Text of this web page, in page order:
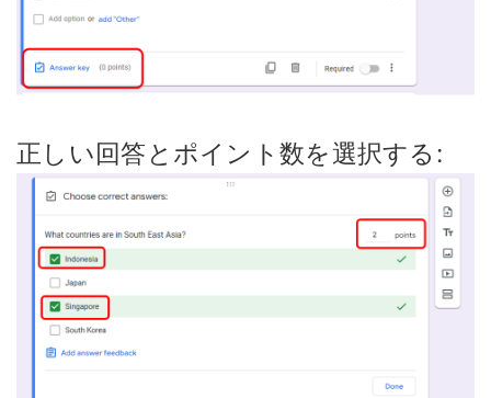
正しい回答とポイント数を選択する: